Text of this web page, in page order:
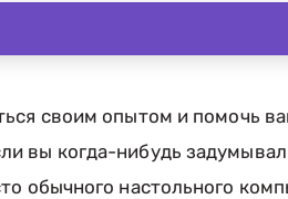
своим опытом и помочь
вы когда-нибудь
обычного настольного